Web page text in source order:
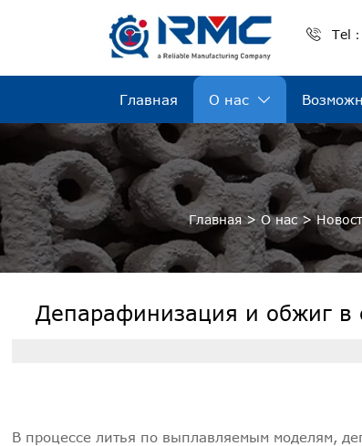
 Tel
Главная О нас 
Главная> О нас>
Депарафинизация и обжиг в
В процессе литья по выплавляемым моделям,